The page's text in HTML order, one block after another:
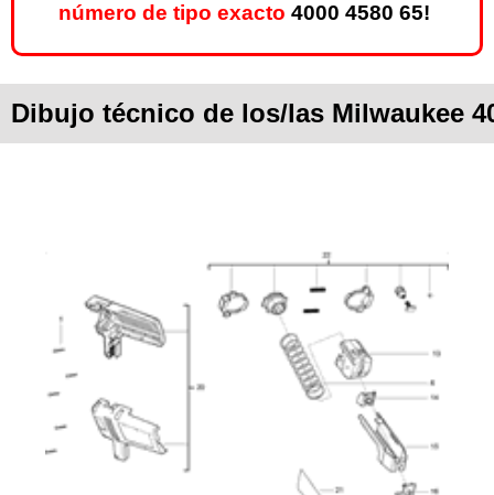
número de tipo exacto 4000 4580 65!
Dibujo técnico de los/las Milwaukee